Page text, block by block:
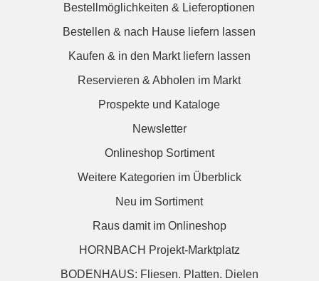
Bestellmöglichkeiten & Lieferoptionen
Bestellen & nach Hause liefern lassen
Kaufen & in den Markt liefern lassen
Reservieren & Abholen im Markt
Prospekte und Kataloge
Newsletter
Onlineshop Sortiment
Weitere Kategorien im Überblick
Neu im Sortiment
Raus damit im Onlineshop
HORNBACH Projekt-Marktplatz
BODENHAUS: Fliesen. Platten. Dielen